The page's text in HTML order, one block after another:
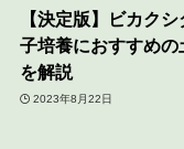
【決定版】ビカク
子培養におすすめの
を解説
2023年8月22日